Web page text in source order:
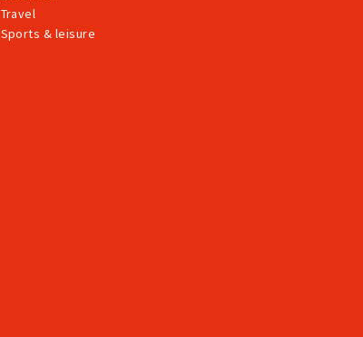
Travel
Sports & leisure